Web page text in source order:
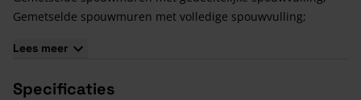
Gemetselde spouwmuren met volledige spouwvulling;
Steenwolwordt gebruikt voor verschillende isolatie
Lees meer
Specificaties